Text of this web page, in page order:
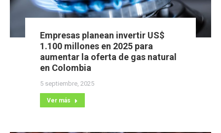
Empresas planean invertir US$
1.100 millones en 2025 para
aumentar la oferta de gas natural
en Colombia
5 septiembre, 2025
Ver más